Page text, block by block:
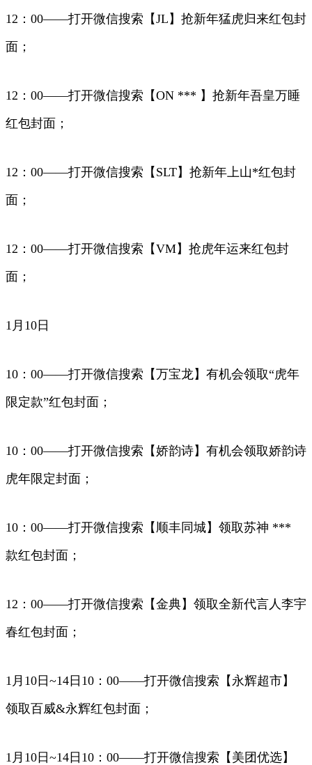
12：00——打开微信搜索【JL】抢新年猛虎归来红包封
面；
12：00——打开微信搜索【ON *** 】抢新年吾皇万睡
红包封面；
12：00——打开微信搜索【SLT】抢新年上山*红包封
面；
12：00——打开微信搜索【VM】抢虎年运来红包封
面；
1月10日
10：00——打开微信搜索【万宝龙】有机会领取“虎年
限定款”红包封面；
10：00——打开微信搜索【娇韵诗】有机会领取娇韵诗
虎年限定封面；
10：00——打开微信搜索【顺丰同城】领取苏神 ***
款红包封面；
12：00——打开微信搜索【金典】领取全新代言人李宇
春红包封面；
1月10日~14日10：00——打开微信搜索【永辉超市】
领取百威&永辉红包封面；
1月10日~14日10：00——打开微信搜索【美团优选】